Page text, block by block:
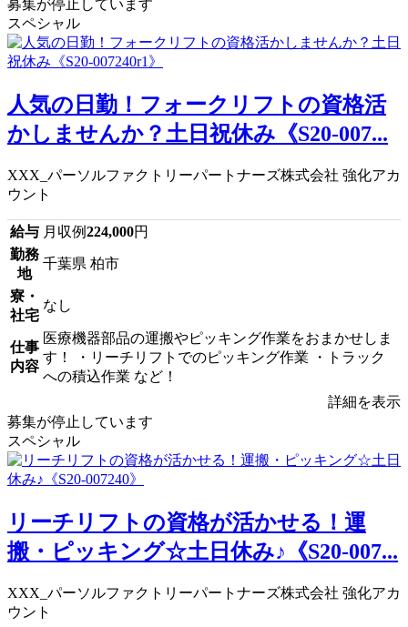
募集が停止しています
スペシャル
人気の日勤！フォークリフトの資格活
かしませんか？土日祝休み《S20-007...
XXX_パーソルファクトリーパートナーズ株式会社 強化アカ
ウント
給与 月収例224,000円
勤務
地
千葉県 柏市
寮・
社宅
なし
仕事
内容
医療機器部品の運搬やピッキング作業をおまかせしま
す！ ・リーチリフトでのピッキング作業 ・トラック
への積込作業 など！
詳細を表示
募集が停止しています
スペシャル
リーチリフトの資格が活かせる！運
搬・ピッキング☆土日休み♪《S20-007...
XXX_パーソルファクトリーパートナーズ株式会社 強化アカ
ウント